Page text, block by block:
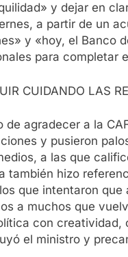
y dejar en
a partir de un
y «hoy, el Banco
para completar
CUIDANDO LAS
de agradecer a la
y pusieron
a las que
también hizo
que intentaron que
a muchos que
con creatividad,
el ministro y